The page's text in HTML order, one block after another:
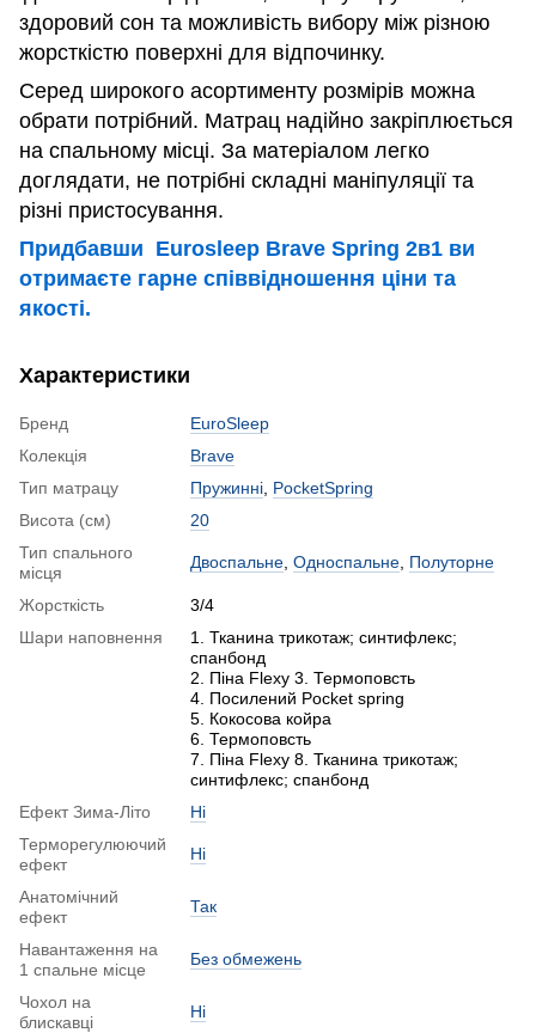
здоровий сон та можливість вибору між різною
жорсткістю поверхні для відпочинку​.
Серед широкого асортименту розмірів можна
обрати потрібний. Матрац надійно закріплюється
на спальному місці. За матеріалом легко
доглядати, не потрібні складні маніпуляції та
різні пристосування.
Придбавши Eurosleep Brave Spring 2в1 ви
отримаєте гарне співвідношення ціни та
якості.
Характеристики
Бренд
EuroSleep
Колекція
Brave
Тип матрацу
Пружинні PocketSpring
Висота (см)
20
Тип спального
місця
Двоспальне Односпальне Полуторне
Жорсткість
3/4
Шари наповнення
1. Тканина трикотаж; синтифлекс;
спанбонд
2. Піна Flexy 3. Термоповсть
4. Посилений Pocket spring
5. Кокосова койра
6. Термоповсть
7. Піна Flexy 8. Тканина трикотаж;
синтифлекс; спанбонд
Ефект Зима-Літо
Ні
Терморегулюючий
ефект
Ні
Анатомічний
ефект
Так
Навантаження на
1 спальне місце
Без обмежень
Чохол на
блискавці
Ні